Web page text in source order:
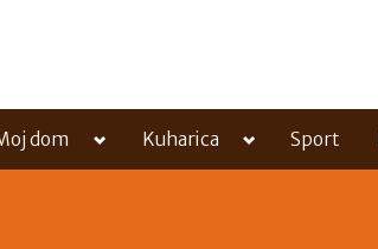
dom Toggle
menu
Kuharica Toggle
menu
Sport